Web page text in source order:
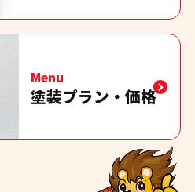
Menu
塗装プラン・価格